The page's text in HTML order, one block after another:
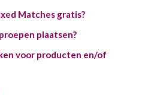
Matches gratis?
plaatsen?
voor producten en/of